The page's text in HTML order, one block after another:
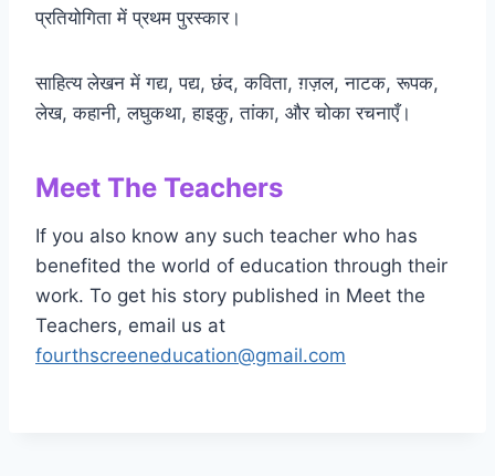
प्रतियोगिता में प्रथम पुरस्कार।
साहित्य लेखन में गद्य, पद्य, छंद, कविता, ग़ज़ल, नाटक, रूपक,
लेख, कहानी, लघुकथा, हाइकु, तांका, और चोका रचनाएँ।
Meet The Teachers
If you also know any such teacher who has
benefited the world of education through their
work. To get his story published in Meet the
Teachers, email us at
fourthscreeneducation@gmail.com